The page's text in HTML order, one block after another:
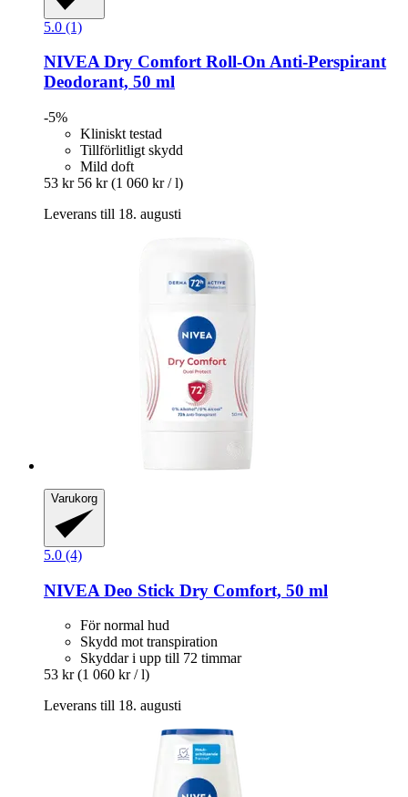
5.0 (1)
NIVEADry Comfort Roll-​On Anti-​Perspirant
Deodorant, 50 ml
-5%
Kliniskt testad
Tillförlitligt skydd
Mild doft
53 kr 56 kr (1 060 kr / l)
Leverans till 18. augusti
Varukorg
5.0 (4)
NIVEA Deo Stick Dry Comfort, 50 ml
För normal hud
Skydd mot transpiration
Skyddar i upp till 72 timmar
53 kr (1 060 kr / l)
Leverans till 18. augusti